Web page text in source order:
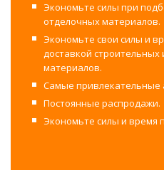
Экономьте силы при
отделочных материалов.
Экономьте свои силы и
доставкой
материалов.
Самые привлекательные
Постоянные распродажи.
Экономьте силы и время